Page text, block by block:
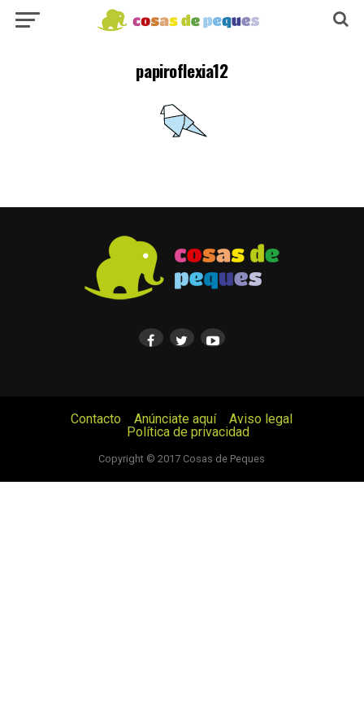
papiroflexia12
Contacto Anúnciate aquí
Aviso legal
Política de privacidad
Copyright © 2017 Cosas de Peques